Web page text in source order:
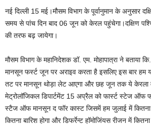
नई दिल्ली 15 मई।मौसम विभाग के पूर्वानुमान के अनुसार
समय से पांच दिन बाद 06 जून को केरल पहुंचेगा।दक्षिण
की तरफ बढ़ जायेगा।
मौसम विभाग के महानिदेशक डॉ. एम. मोहापात्रा ने बताया
मानसून फर्स्ट जून पर अराइव करता है इसलिए इस बार हम
तट पर मानसून थोड़ा लेट आएगा और छह जून तक ये केरला
मेट्रोलॉजिकल डिपार्टमेंट 15 अप्रैल को फार्स्ट स्टेज
स्टैज ऑफ मानसून द फॉर कास्ट जिसमें हम जुलाई में कितना
कितना बारिश होगा और डिफर्रेन्ट हॉमोजिंयस रीजन में